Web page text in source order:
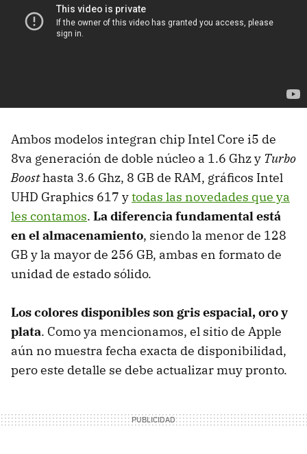
Ambos modelos integran chip Intel Core i5 de
8va generación de doble núcleo a 1.6 Ghz y Turbo
Boosthasta 3.6 Ghz, 8 GB de RAM, gráficos Intel
UHD Graphics 617 ytodas las novedades que ya
les contamos. La diferencia fundamental está
en el almacenamiento, siendo la menor de 128
GB y la mayor de 256 GB, ambas en formato de
unidad de estado sólido.
Los colores disponibles son gris espacial, oro y
plata. Como ya mencionamos, el sitio de Apple
aún no muestra fecha exacta de disponibilidad,
pero este detalle se debe actualizar muy pronto.